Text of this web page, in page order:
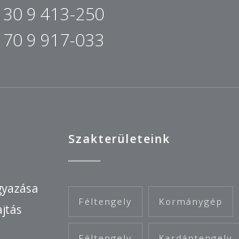
9 413-250
9 917-033
Szakterületeink
Féltengely Kormánygép